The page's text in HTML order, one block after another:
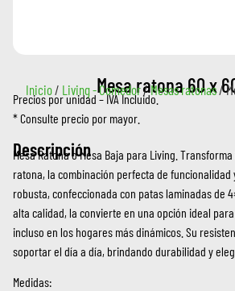
Mesa ratona 60 x
Inicio/ Living - Comedor/Mesas ratonas/
Precios por unidad – IVA Incluido.
* Consulte precio por mayor.
Descripción
Mesa Ratona o Mesa Baja para Living.
ratona, la combinación perfecta de funcionalidad
robusta, confeccionada con patas laminadas de
alta calidad, la convierte en una opción ideal
incluso en los hogares más dinámicos. Su
soportar el día a día, brindando durabilidad y
Medidas: